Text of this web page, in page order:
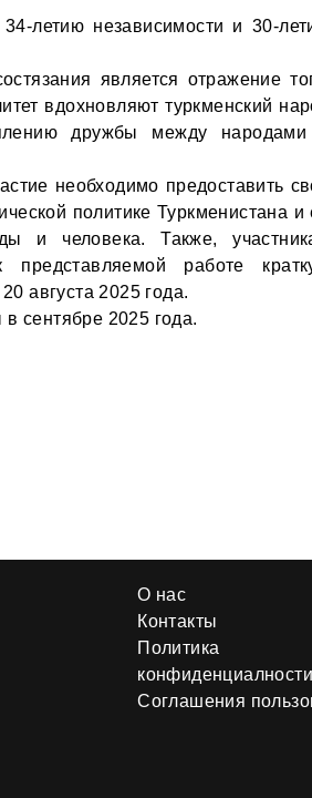
летию независимости и 30-
является отражение
вдохновляют туркменский
дружбы между
необходимо предоставить
политике Туркменистана и
и человека. Также,
работе
августа 2025 года.
сентябре 2025 года.
О нас
Контакты
Политика
конфиденциалности
Соглашения